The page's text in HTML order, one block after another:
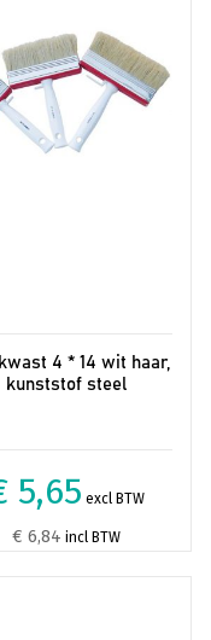
4 * 14 wit haar,
kunststof steel
5,65 excl BTW
€ 6,84 incl BTW